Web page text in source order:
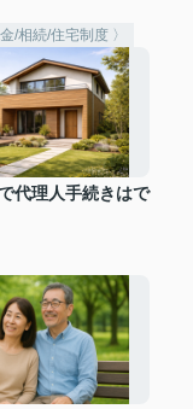
/相続/住宅制度 〉
代理人手続きはで